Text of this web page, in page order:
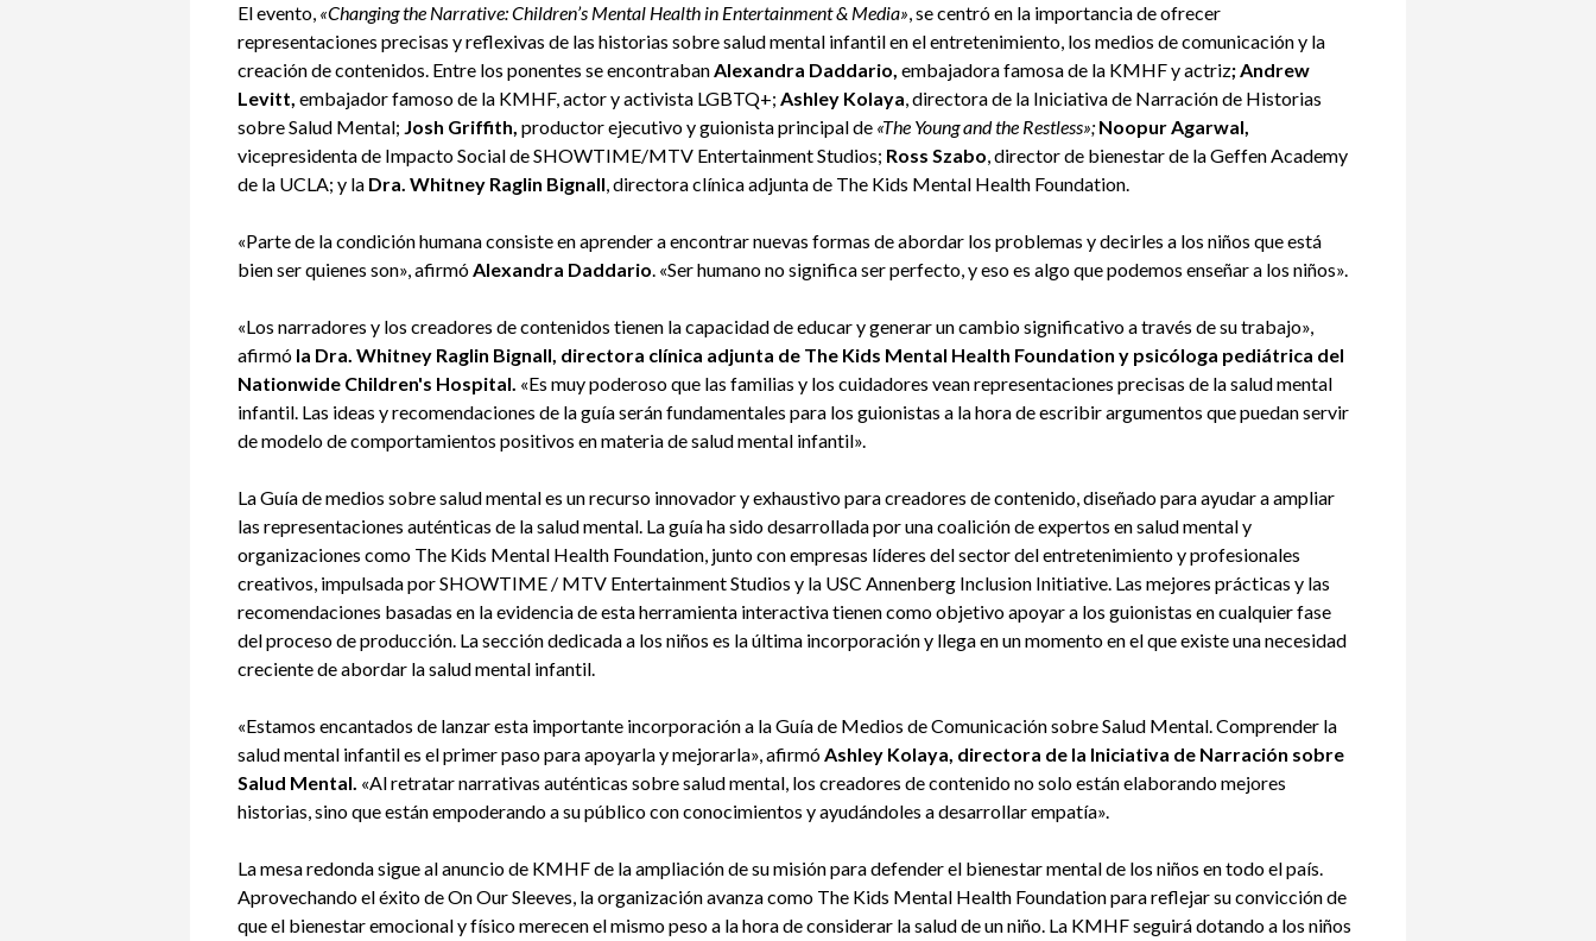
El evento, «Changing the Narrative: Children’s Mental Health in Entertainment & Media», se centró en la importancia de ofrecer
representaciones precisas y reflexivas de las historias sobre salud mental infantil en el entretenimiento, los medios de comunicación y la
creación de contenidos. Entre los ponentes se encontrabanAlexandra Daddario, embajadora famosa de la KMHF y actriz; Andrew
Levitt, embajador famoso de la KMHF, actor y activista LGBTQ+; Ashley Kolaya, directora de la Iniciativa de Narración de Historias
sobre Salud Mental; Josh Griffith, productor ejecutivo y guionista principal de «The Young and the Restless»; Noopur Agarwal,
vicepresidenta de Impacto Social de SHOWTIME/MTV Entertainment Studios; Ross Szabo, director de bienestar de la Geffen Academy
de la UCLA; y la Dra. Whitney Raglin Bignall, directora clínica adjunta de The Kids Mental Health Foundation.
«Parte de la condición humana consiste en aprender a encontrar nuevas formas de abordar los problemas y decirles a los niños que está
bien ser quienes son», afirmóAlexandra Daddario. «Ser humano no significa ser perfecto, y eso es algo que podemos enseñar a los niños».
«Los narradores y los creadores de contenidos tienen la capacidad de educar y generar un cambio significativo a través de su trabajo»,
afirmó la Dra. Whitney Raglin Bignall, directora clínica adjunta de The Kids Mental Health Foundation y psicóloga pediátrica del
Nationwide Children's Hospital. «Es muy poderoso que las familias y los cuidadores vean representaciones precisas de la salud mental
infantil. Las ideas y recomendaciones de la guía serán fundamentales para los guionistas a la hora de escribir argumentos que puedan servir
de modelo de comportamientos positivos en materia de salud mental infantil».
La Guía de medios sobre salud mental es un recurso innovador y exhaustivo para creadores de contenido, diseñado para ayudar a ampliar
las representaciones auténticas de la salud mental. La guía ha sido desarrollada por una coalición de expertos en salud mental y
organizaciones como The Kids Mental Health Foundation, junto con empresas líderes del sector del entretenimiento y profesionales
creativos, impulsada por SHOWTIME / MTV Entertainment Studios y la USC Annenberg Inclusion Initiative. Las mejores prácticas y las
recomendaciones basadas en la evidencia de esta herramienta interactiva tienen como objetivo apoyar a los guionistas en cualquier fase
del proceso de producción. La sección dedicada a los niños es la última incorporación y llega en un momento en el que existe una necesidad
creciente de abordar la salud mental infantil.
«Estamos encantados de lanzar esta importante incorporación a la Guía de Medios de Comunicación sobre Salud Mental. Comprender la
salud mental infantil es el primer paso para apoyarla y mejorarla», afirmóAshley Kolaya, directora de la Iniciativa de Narración sobre
Salud Mental. «Al retratar narrativas auténticas sobre salud mental, los creadores de contenido no solo están elaborando mejores
historias, sino que están empoderando a su público con conocimientos y ayudándoles a desarrollar empatía».
La mesa redonda sigue al anuncio de KMHF de la ampliación de su misión para defender el bienestar mental de los niños en todo el país.
Aprovechando el éxito de On Our Sleeves, la organización avanza como The Kids Mental Health Foundation para reflejar su convicción de
que el bienestar emocional y físico merecen el mismo peso a la hora de considerar la salud de un niño. La KMHF seguirá dotando a los niños